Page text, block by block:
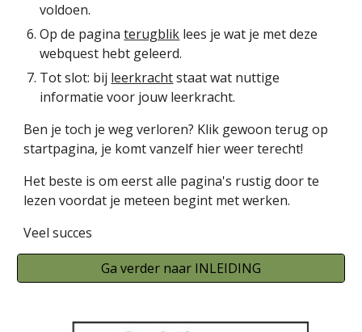
voldoen.
Op de pagina terugblik lees je wat je met deze
webquest hebt geleerd.
Tot slot: bij leerkracht staat wat nuttige
informatie voor jouw leerkracht.
Ben je toch je weg verloren? Klik gewoon terug op
startpagina, je komt vanzelf hier weer terecht!
Het beste is om eerst alle pagina's rustig door te
lezen voordat je meteen begint met werken.
Veel succes
Ga verder naar INLEIDING